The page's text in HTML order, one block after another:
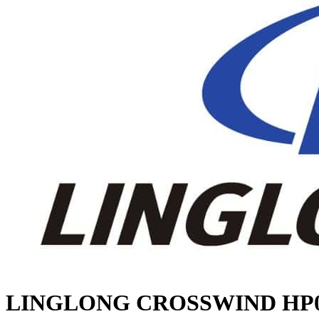
LINGLONG CROSSWIND